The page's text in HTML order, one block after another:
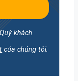
khách
của chúng tôi.